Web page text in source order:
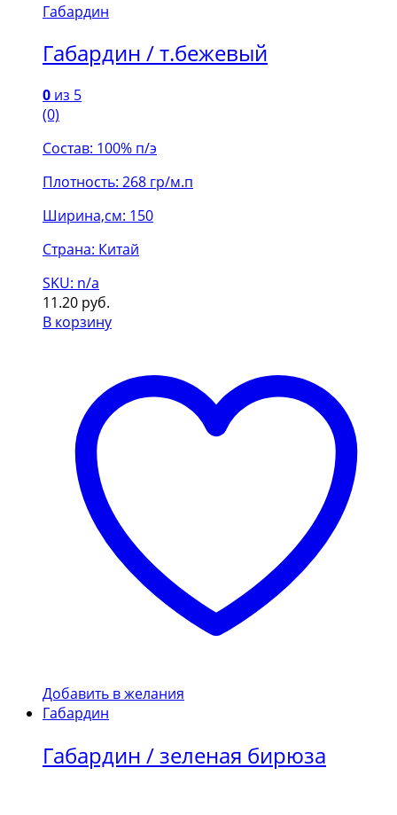
Габардин
Габардин / т.бежевый
0 из 5
(0)
Состав: 100% п/э
Плотность: 268 гр/м.п
Ширина,см: 150
Страна: Китай
SKU: n/a
11.20 руб.
В корзину
Добавить в желания
Габардин
Габардин / зеленая бирюза